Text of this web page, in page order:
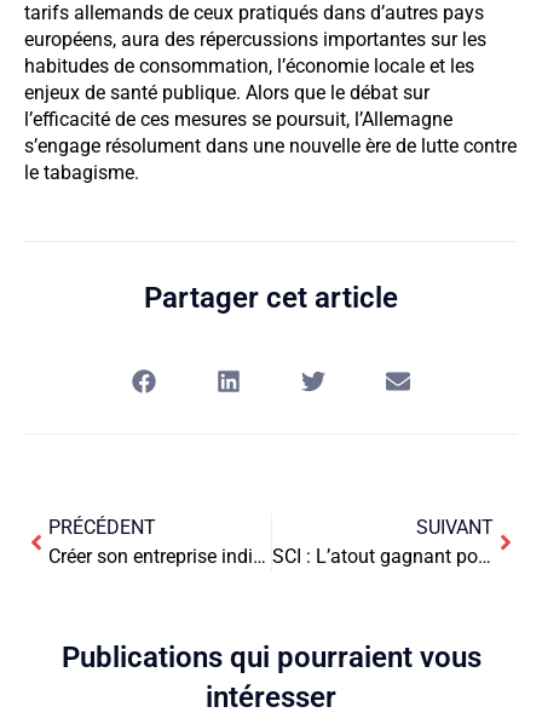
tarifs allemands de ceux pratiqués dans d’autres pays
européens, aura des répercussions importantes sur les
habitudes de consommation, l’économie locale et les
enjeux de santé publique. Alors que le débat sur
l’efficacité de ces mesures se poursuit, l’Allemagne
s’engage résolument dans une nouvelle ère de lutte contre
le tabagisme.
Partager cet article
PRÉCÉDENT
Créer son entreprise individuelle : guide pratique des démarches
SUIVANT
SCI : L’atout gagnant pour l’immobilier professionnel
Publications qui pourraient vous
intéresser